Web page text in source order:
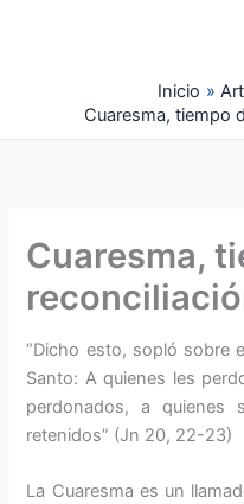
Inicio
Cuaresma, tiempo
Cuaresma,
“Dicho esto, sopló sobre
Santo: A quienes les
perdonados, a quienes
retenidos” (Jn 20, 22-23)
La Cuaresma es un